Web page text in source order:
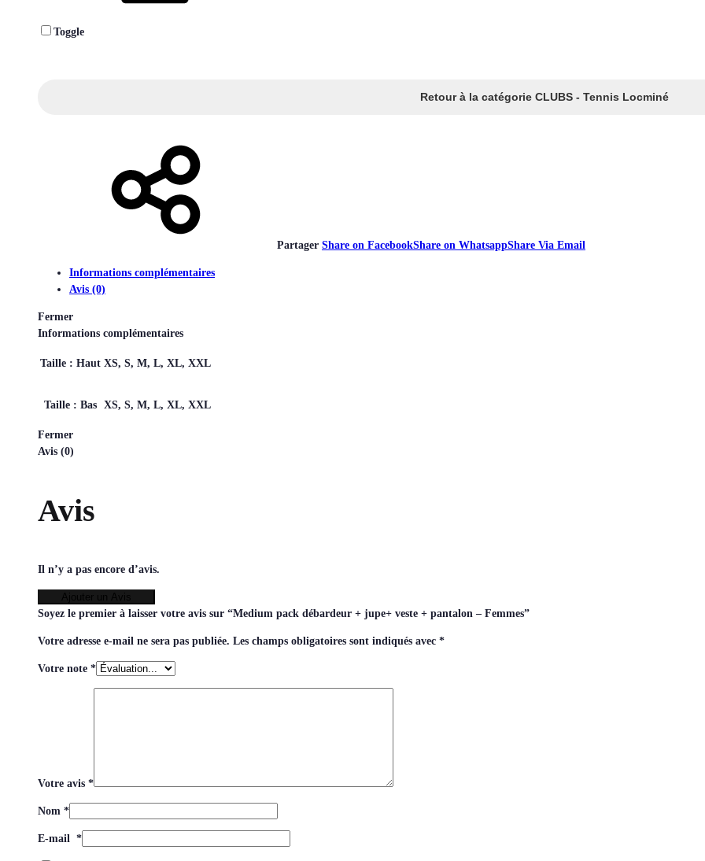
Toggle
Retour à la catégorie CLUBS - Tennis Locminé
Partager Share on FacebookShare on WhatsappShare Via Email
Informations complémentaires
Avis (0)
Fermer
Informations complémentaires
Taille : Haut XS, S, M, L, XL, XXL
Taille : Bas XS, S, M, L, XL, XXL
Fermer
Avis (0)
Avis
Il n’y a pas encore d’avis.
Soyez le premier à laisser votre avis sur “Medium pack débardeur + jupe+ veste + pantalon – Femmes”
Votre adresse e-mail ne sera pas publiée. Les champs obligatoires sont indiqués avec *
Votre note *
Votre avis *
Nom *
E-mail *